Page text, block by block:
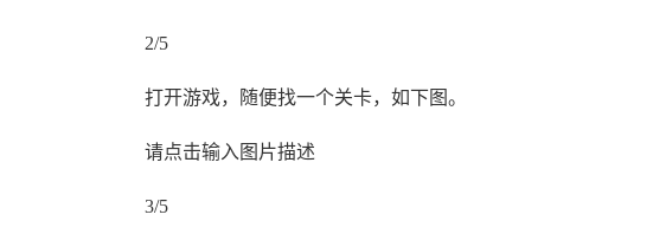
2/5
打开游戏，随便找一个关卡，如下图。
请点击输入图片描述
3/5